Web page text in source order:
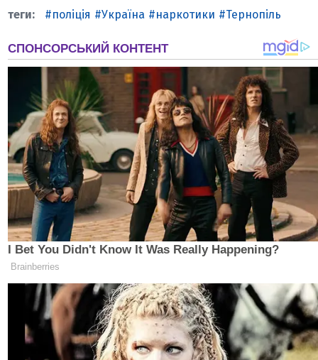
поліція Україна наркотики Тернопіль